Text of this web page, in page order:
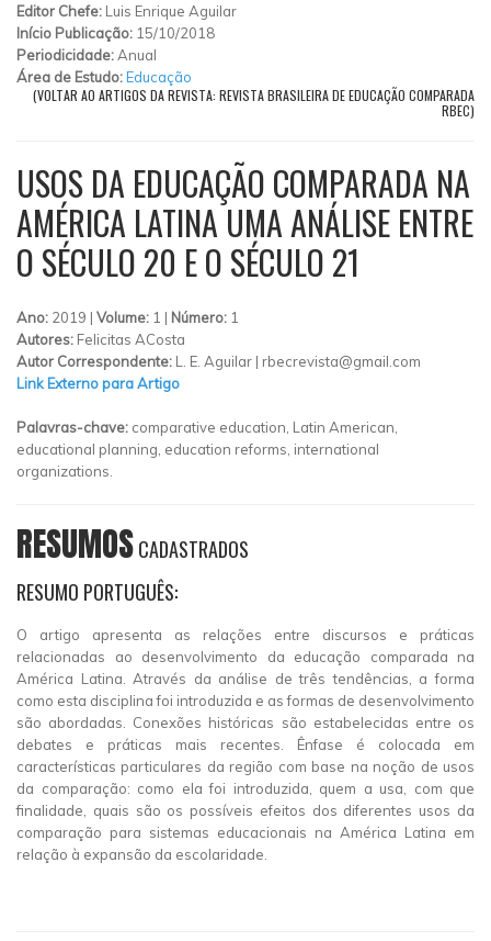
Editor Chefe: Luis Enrique Aguilar
Início Publicação: 15/10/2018
Periodicidade:Anual
Área de Estudo:Educação
(VOLTAR AO ARTIGOS DA REVISTA: REVISTA BRASILEIRA DE EDUCAÇÃO COMPARADA
RBEC)
USOS DA EDUCAÇÃO COMPARADA NA
AMÉRICA LATINA UMA ANÁLISE ENTRE
O SÉCULO 20 E O SÉCULO 21
Ano: 2019 | Volume: 1 | Número: 1
Autores: Felicitas ACosta
Autor Correspondente: L. E. Aguilar | rbecrevista@gmail.com
Link Externo para Artigo
Palavras-chave: comparative education, Latin American,
educational planning, education reforms, international
organizations.
RESUMOSCADASTRADOS
RESUMO PORTUGUÊS:
O artigo apresenta as relações entre discursos e práticas
relacionadas ao desenvolvimento da educação comparada na
América Latina. Através da análise de três tendências, a forma
como esta disciplina foi introduzida e as formas de desenvolvimento
são abordadas. Conexões históricas são estabelecidas entre os
debates e práticas mais recentes. Ênfase é colocada em
características particulares da região com base na noção de usos
da comparação: como ela foi introduzida, quem a usa, com que
finalidade, quais são os possíveis efeitos dos diferentes usos da
comparação para sistemas educacionais na América Latina em
relação à expansão da escolaridade.